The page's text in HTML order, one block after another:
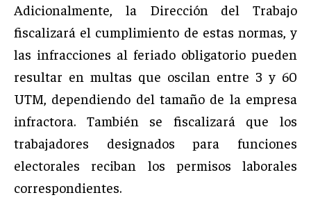
Adicionalmente, la Dirección del Trabajo
fiscalizará el cumplimiento de estas normas, y
las infracciones al feriado obligatorio pueden
resultar en multas que oscilan entre 3 y 60
UTM, dependiendo del tamaño de la empresa
infractora. También se fiscalizará que los
trabajadores designados para funciones
electorales reciban los permisos laborales
correspondientes.